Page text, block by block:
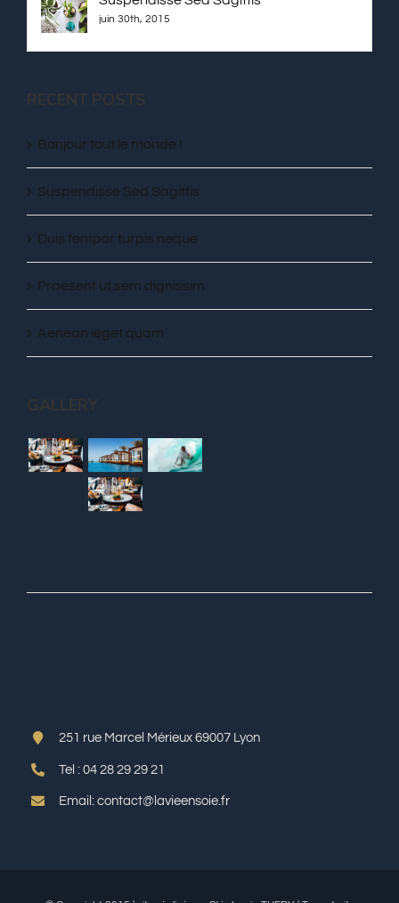
Praesent ut sem dignissim
juin 30th, 2015
RECENT POSTS
Praesent ut sem dignissim
Aenean ieget quam